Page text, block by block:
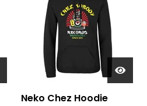
Neko Chez Hoodie